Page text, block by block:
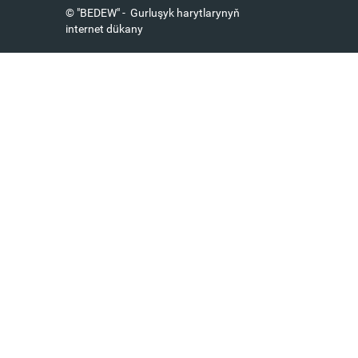
© "BEDEW" - Gurluşyk harytlarynyň
internet dükany